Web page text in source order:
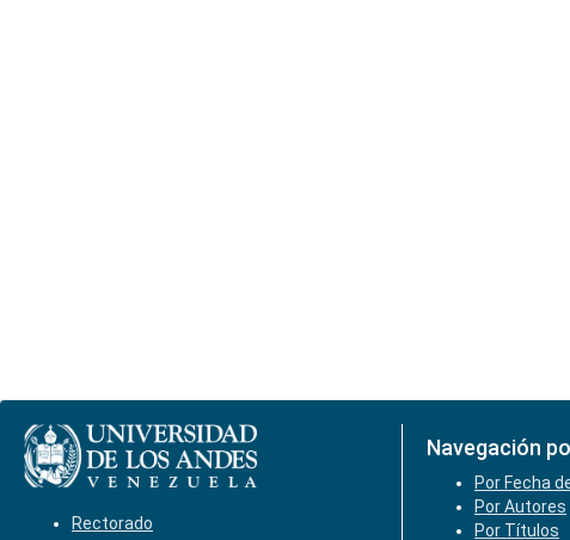
Rectorado
Navegación
Por Fecha
Por Autores
Por Títulos